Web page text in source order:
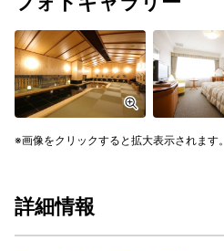
画像をクリックすると拡大表示されます。
詳細情報